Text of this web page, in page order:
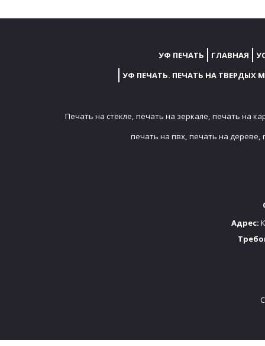
УФ ПЕЧАТЬ ГЛАВНАЯ
УФ ПЕЧАТЬ. ПЕЧАТЬ НА ТВЕРДЫХ
Печать на стекле, печать на зеркале, печать на
печать на пвх, печать на дереве,
Адрес: